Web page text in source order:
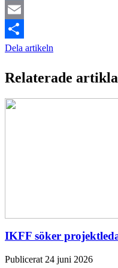
Twitter
Email
Dela artikeln
Relaterade
IKFF söker
Publicerat 24 juni 2026